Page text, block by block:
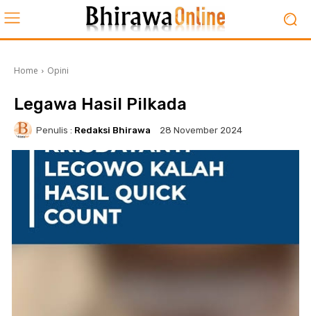
Home Opini
Legawa Hasil Pilkada
Penulis : Redaksi Bhirawa 28 November 2024